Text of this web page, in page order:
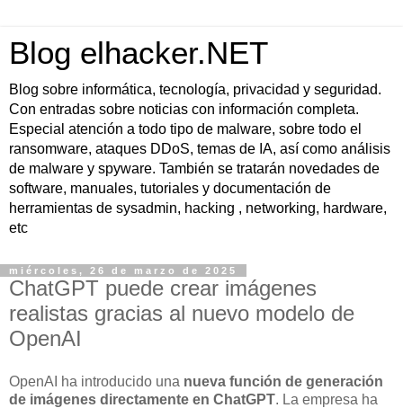
Blog elhacker.NET
Blog sobre informática, tecnología, privacidad y seguridad.
Con entradas sobre noticias con información completa.
Especial atención a todo tipo de malware, sobre todo el
ransomware, ataques DDoS, temas de IA, así como análisis
de malware y spyware. También se tratarán novedades de
software, manuales, tutoriales y documentación de
herramientas de sysadmin, hacking , networking, hardware,
etc
miércoles, 26 de marzo de 2025
ChatGPT puede crear imágenes
realistas gracias al nuevo modelo de
OpenAI
OpenAI ha introducido una nueva función de generación
de imágenes directamente en ChatGPT. La empresa ha